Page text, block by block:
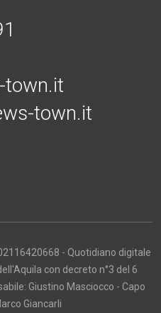
town.it
town.it
- Quotidiano digitale
con decreto n°3 del 6
Giustino Masciocco - Capo
Giancarli